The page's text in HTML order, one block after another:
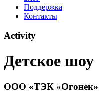
Поддержка
Контакты
Activity
Детское шоу
ООО «‎ТЭК «‎Огонек»‎